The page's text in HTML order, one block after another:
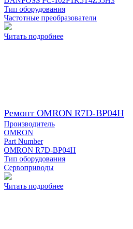
Тип оборудования
Частотные преобразователи
Читать подробнее
Ремонт OMRON R7D-BP04H
Производитель
OMRON
Part Number
OMRON R7D-BP04H
Тип оборудования
Сервоприводы
Читать подробнее